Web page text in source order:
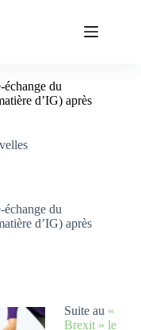
du
d’IG) après
du
d’IG) après
Suite au «
Brexit » le